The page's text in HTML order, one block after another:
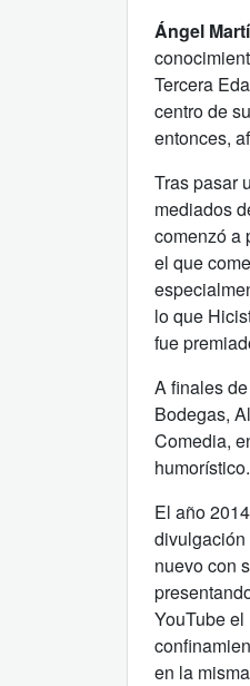
Ángel
Tercera
centro de
entonces,
Tras pasar
mediados
comenzó a
el que
lo que
fue
A finales
Bodegas,
Comedia,
humorístico.
El año
divulgación
nuevo con
YouTube
en la